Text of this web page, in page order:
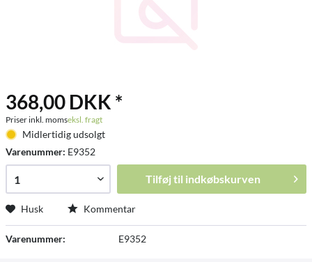
368,00 DKK *
Priser inkl. momseksl. fragt
Midlertidig udsolgt
Varenummer: E9352
Tilføj til indkøbskurven
Husk Kommentar
Varenummer: E9352